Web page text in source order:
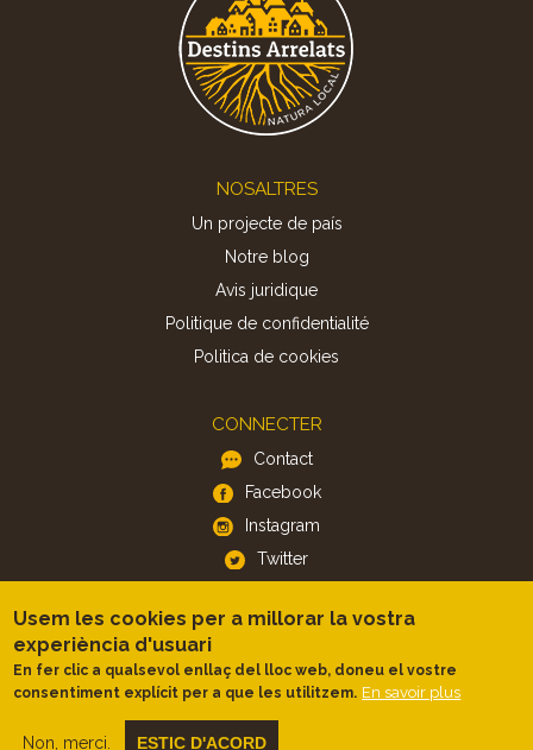
NOSALTRES
Un projecte de país
Notre blog
Avis juridique
Politique de confidentialité
Politica de cookies
CONNECTER
Contact
Facebook
Instagram
Twitter
APP
iOS
Android
Usem les cookies per a millorar la vostra
experiència d'usuari
En fer clic a qualsevol enllaç del lloc web, doneu el vostre
consentiment explícit per a que les utilitzem. En savoir plus
Non, merci. ESTIC D'ACORD